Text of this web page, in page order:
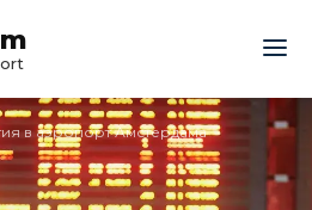
в аэропорт Амстердама